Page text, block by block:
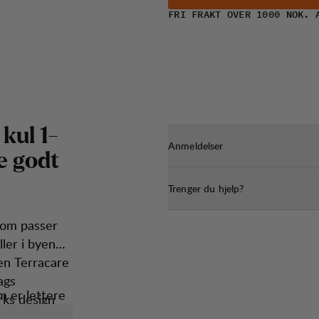
FRI FRAKT OVER 1000 NOK.
kul 1-
godt
passer
i byen
Terracare
design
er lettere
Anmeldelser
Trenger du hjelp?